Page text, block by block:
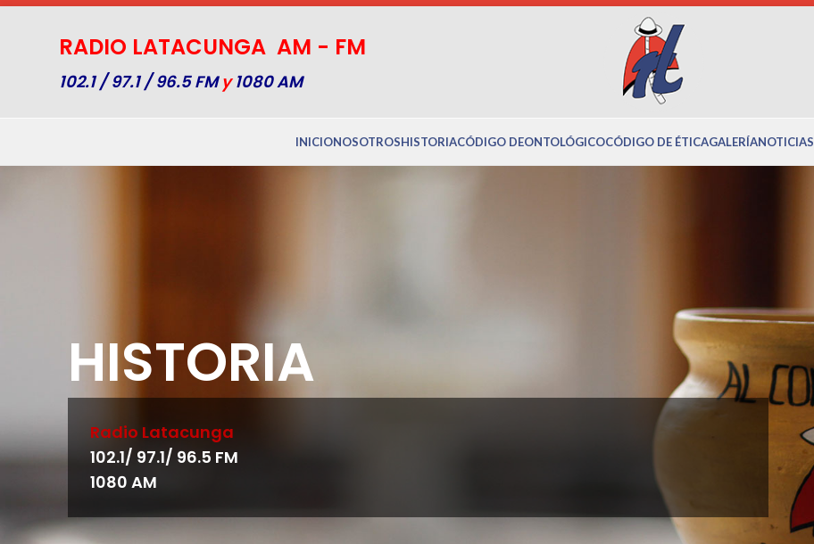
RADIO LATACUNGA AM - FM
102.1 / 97.1 / 96.5 FMy1080 AM
INICIONOSOTROSHISTORIACÓDIGO DEONTOLÓGICOCÓDIGO DE ÉTICAGALERÍANOTICIAS
HISTORIA
Radio Latacunga
102.1/ 97.1/ 96.5 FM
1080 AM